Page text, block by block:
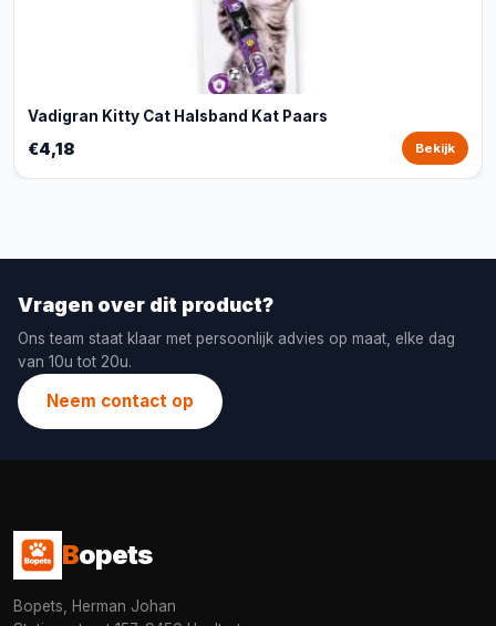
Vadigran Kitty Cat Halsband Kat Paars
€4,18 Bekijk
Vragen over dit product?
Ons team staat klaar met persoonlijk advies op maat, elke dag
van 10u tot 20u.
Neem contact op
Bopets
Bopets, Herman Johan